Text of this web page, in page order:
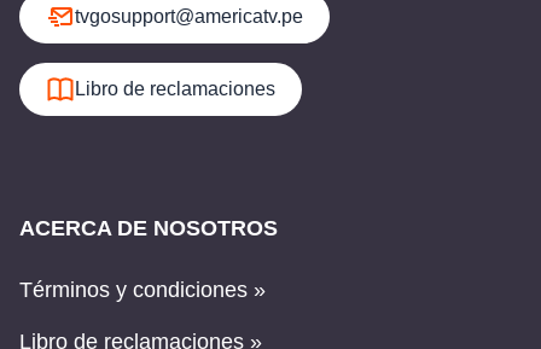
tvgosupport@americatv.pe
Libro de reclamaciones
ACERCA DE NOSOTROS
Términos y condiciones »
Libro de reclamaciones »